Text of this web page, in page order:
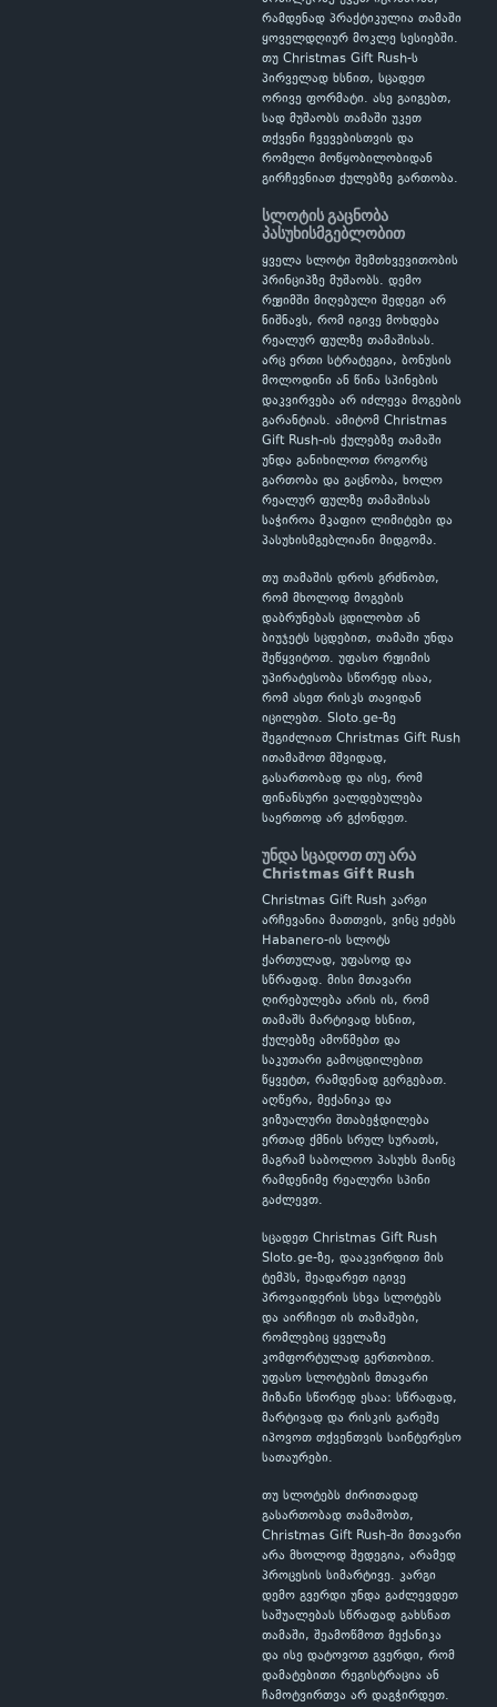
რამდენად პრაქტიკულია თამაში
ყოველდღიურ მოკლე სესიებში.
თუ Christmas Gift Rush-ს
პირველად ხსნით, სცადეთ
ორივე ფორმატი. ასე გაიგებთ,
სად მუშაობს თამაში უკეთ
თქვენი ჩვევებისთვის და
რომელი მოწყობილობიდან
გირჩევნიათ ქულებზე გართობა.
სლოტის გაცნობა
პასუხისმგებლობით
ყველა სლოტი შემთხვევითობის
პრინციპზე მუშაობს. დემო
რეჟიმში მიღებული შედეგი არ
ნიშნავს, რომ იგივე მოხდება
რეალურ ფულზე თამაშისას.
არც ერთი სტრატეგია, ბონუსის
მოლოდინი ან წინა სპინების
დაკვირვება არ იძლევა მოგების
გარანტიას. ამიტომ Christmas
Gift Rush-ის ქულებზე თამაში
უნდა განიხილოთ როგორც
გართობა და გაცნობა, ხოლო
რეალურ ფულზე თამაშისას
საჭიროა მკაფიო ლიმიტები და
პასუხისმგებლიანი მიდგომა.
თუ თამაშის დროს გრძნობთ,
რომ მხოლოდ მოგების
დაბრუნებას ცდილობთ ან
ბიუჯეტს სცდებით, თამაში უნდა
შეწყვიტოთ. უფასო რეჟიმის
უპირატესობა სწორედ ისაა,
რომ ასეთ რისკს თავიდან
იცილებთ. Sloto.ge-ზე
შეგიძლიათ Christmas Gift Rush
ითამაშოთ მშვიდად,
გასართობად და ისე, რომ
ფინანსური ვალდებულება
საერთოდ არ გქონდეთ.
უნდა სცადოთ თუ არა
Christmas Gift Rush
Christmas Gift Rush კარგი
არჩევანია მათთვის, ვინც ეძებს
Habanero-ის სლოტს
ქართულად, უფასოდ და
სწრაფად. მისი მთავარი
ღირებულება არის ის, რომ
თამაშს მარტივად ხსნით,
ქულებზე ამოწმებთ და
საკუთარი გამოცდილებით
წყვეტთ, რამდენად გერგებათ.
აღწერა, მექანიკა და
ვიზუალური შთაბეჭდილება
ერთად ქმნის სრულ სურათს,
მაგრამ საბოლოო პასუხს მაინც
რამდენიმე რეალური სპინი
გაძლევთ.
სცადეთ Christmas Gift Rush
Sloto.ge-ზე, დააკვირდით მის
ტემპს, შეადარეთ იგივე
პროვაიდერის სხვა სლოტებს
და აირჩიეთ ის თამაშები,
რომლებიც ყველაზე
კომფორტულად გერთობით.
უფასო სლოტების მთავარი
მიზანი სწორედ ესაა: სწრაფად,
მარტივად და რისკის გარეშე
იპოვოთ თქვენთვის საინტერესო
სათაურები.
თუ სლოტებს ძირითადად
გასართობად თამაშობთ,
Christmas Gift Rush-ში მთავარი
არა მხოლოდ შედეგია, არამედ
პროცესის სიმარტივე. კარგი
დემო გვერდი უნდა გაძლევდეთ
საშუალებას სწრაფად გახსნათ
თამაში, შეამოწმოთ მექანიკა
და ისე დატოვოთ გვერდი, რომ
დამატებითი რეგისტრაცია ან
ჩამოტვირთვა არ დაგჭირდეთ.